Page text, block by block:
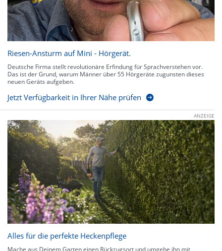
Riesen-Ansturm auf Mini - Hörgerät.
Deutsche Firma stellt revolutionäre Erfindung für Sprachverstehen vor.
Das ist der Grund, warum Männer über 55 Hörgeräte zugunsten dieses
neuen Geräts aufgeben.
Jetzt Verfügbarkeit in Ihrer Nähe prüfen
ANZEIGE
Alles für die perfekte Heckenpflege
Mache aus Deinem Garten einen Rückzugsort und umgebe ihn mit